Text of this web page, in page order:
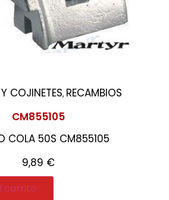
COJINETES, RECAMBIOS
CM855105
COLA 50S CM855105
9,89 €
carrito